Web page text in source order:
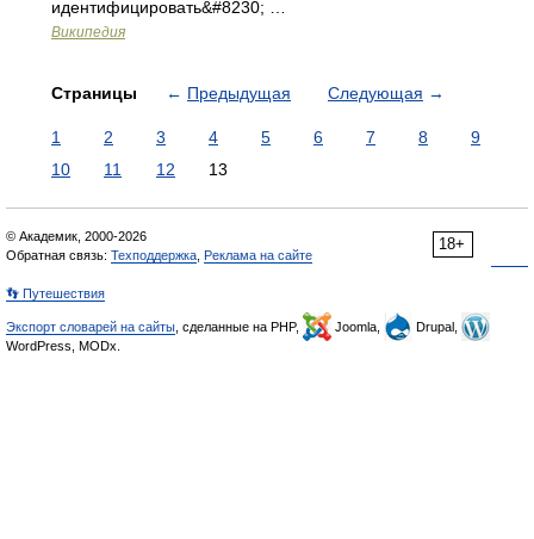
идентифицировать&#8230; …
Википедия
Страницы ← Предыдущая Следующая →
1 2 3 4 5 6 7 8
9
10
11 12 13
18+
© Академик, 2000-2026
Обратная связь: Техподдержка Реклама на сайте
👣 Путешествия
Экспорт словарей на сайты , сделанные на PHP, Joomla,
Drupal,
WordPress, MODx.